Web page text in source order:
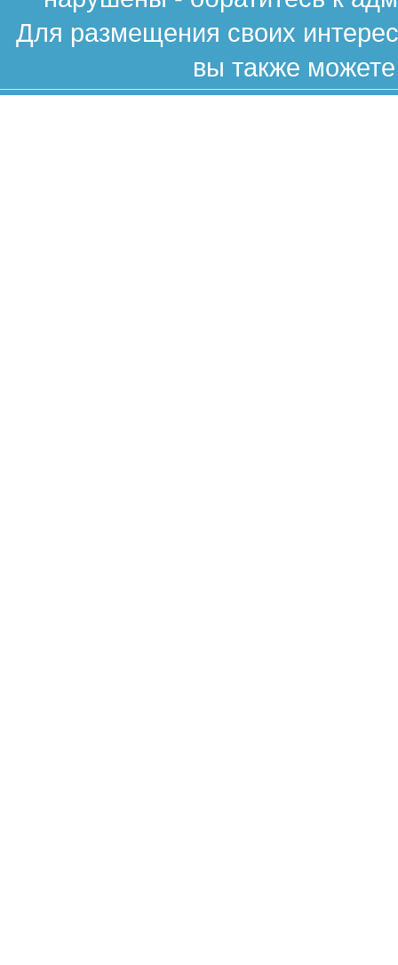
Для размещения своих
вы также